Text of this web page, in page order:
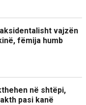
vajzën
fëmija humb
në shtëpi,
pasi kanë